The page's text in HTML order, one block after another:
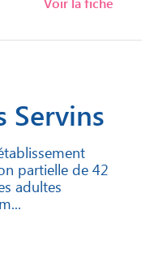
Servins
partielle de 42
adultes